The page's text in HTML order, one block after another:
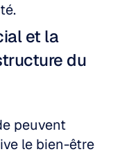
et la
du
peuvent
le bien-être